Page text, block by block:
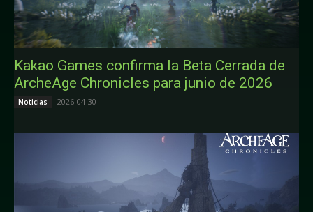
Kakao Games confirma la Beta Cerrada de
ArcheAge Chronicles para junio de 2026
Noticias 2026-04-30